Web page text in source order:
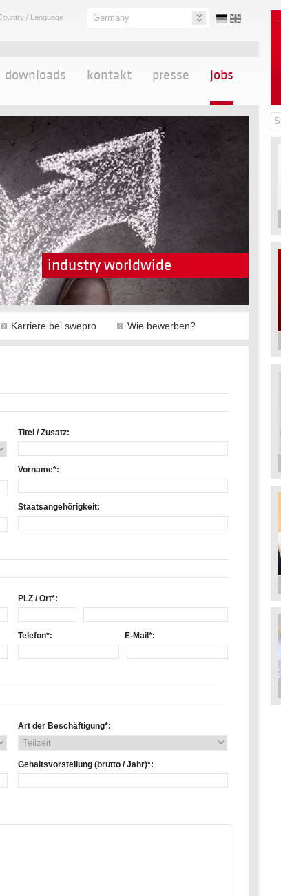
/ Language Germany
downloads kontakt presse jobs
industry worldwide
Karriere bei swepro Wie bewerben?
Titel / Zusatz:
Vorname*:
Staatsangehörigkeit:
PLZ / Ort*:
Telefon*: E-Mail*:
Art der Beschäftigung*:
Gehaltsvorstellung (brutto / Jahr)*: